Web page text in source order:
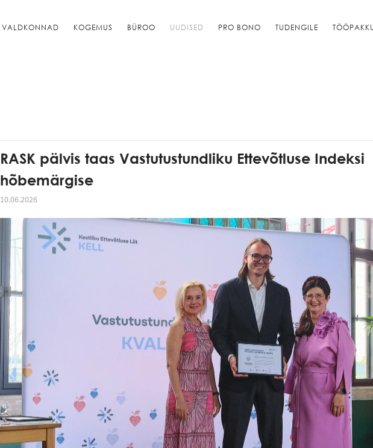
VALDKONNAD KOGEMUS BÜROO UUDISED PRO BONO TUDENGILE
RASK pälvis taas Vastutustundliku Ettevõtluse Indeksi
hõbemärgise
10.06.2026